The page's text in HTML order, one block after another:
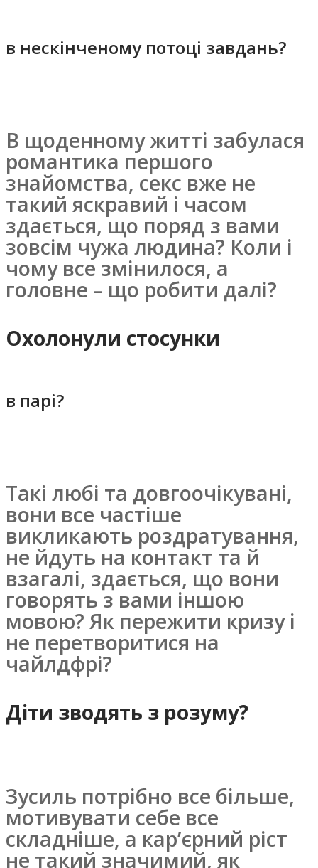
в нескінченому потоці завдань?
В щоденному житті забулася
романтика першого
знайомства, секс вже не
такий яскравий і часом
здається, що поряд з вами
зовсім чужа людина? Коли і
чому все змінилося, а
головне – що робити далі?
Охолонули стосунки
в парі?
Такі любі та довгоочікувані,
вони все частіше
викликають роздратування,
не йдуть на контакт та й
взагалі, здається, що вони
говорять з вами іншою
мовою? Як пережити кризу і
не перетворитися на
чайлдфрі?
Діти зводять з розуму?
Зусиль потрібно все більше,
мотивувати себе все
складніше, а кар’єрний ріст
не такий значимий, як